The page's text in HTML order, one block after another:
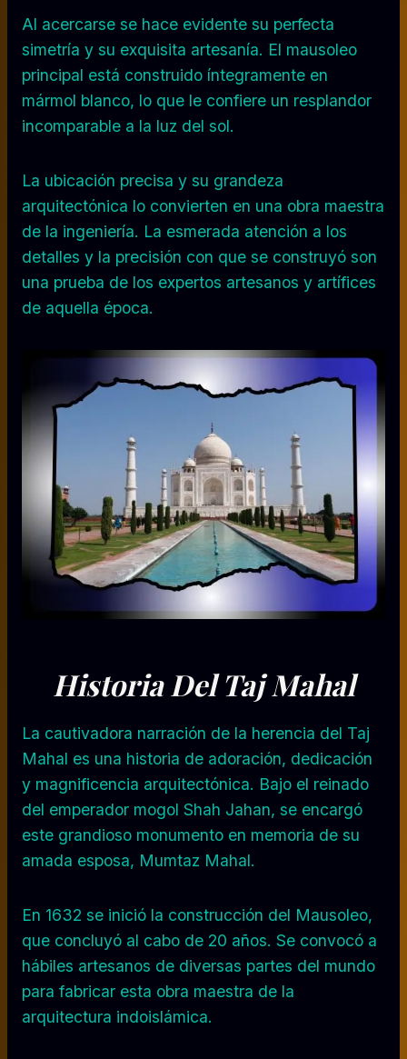
Al acercarse se hace evidente su perfecta
simetría y su exquisita artesanía. El mausoleo
principal está construido íntegramente en
mármol blanco, lo que le confiere un resplandor
incomparable a la luz del sol.
La ubicación precisa y su grandeza
arquitectónica lo convierten en una obra maestra
de la ingeniería. La esmerada atención a los
detalles y la precisión con que se construyó son
una prueba de los expertos artesanos y artífices
de aquella época.
Historia Del Taj Mahal
La cautivadora narración de la herencia del Taj
Mahal es una historia de adoración, dedicación
y magnificencia arquitectónica. Bajo el reinado
del emperador mogol Shah Jahan, se encargó
este grandioso monumento en memoria de su
amada esposa, Mumtaz Mahal.
En 1632 se inició la construcción del Mausoleo,
que concluyó al cabo de 20 años. Se convocó a
hábiles artesanos de diversas partes del mundo
para fabricar esta obra maestra de la
arquitectura indoislámica.